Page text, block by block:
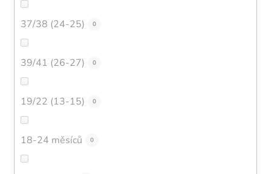
37/38 (24-25) 0
39/41 (26-27) 0
19/22 (13-15) 0
18-24 měsíců 0